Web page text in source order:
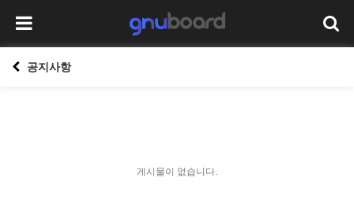
공지사항
게시물이 없습니다.